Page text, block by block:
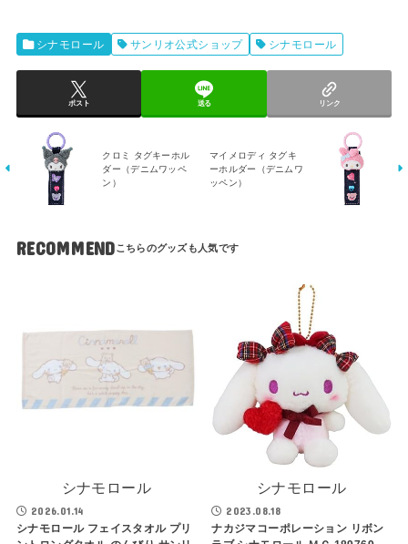
シナモロール サンリオ公式ショップ シナモロール
ポスト 送る リンク
クロミ タグキーホル
ダー（デニムワッペ
ン）
マイメロディ タグキ
ーホルダー（デニムワ
ッペン）
RECOMMEND
シナモロール
2026.01.14
シナモロール フェイスタオル プリ
シナモロール
2023.08.18
ナカジマコーポレーション リボン